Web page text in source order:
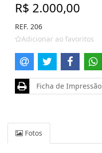
R$ 2.000,00
REF. 206
Adicionar ao favoritos
Ficha de Impressão
Fotos